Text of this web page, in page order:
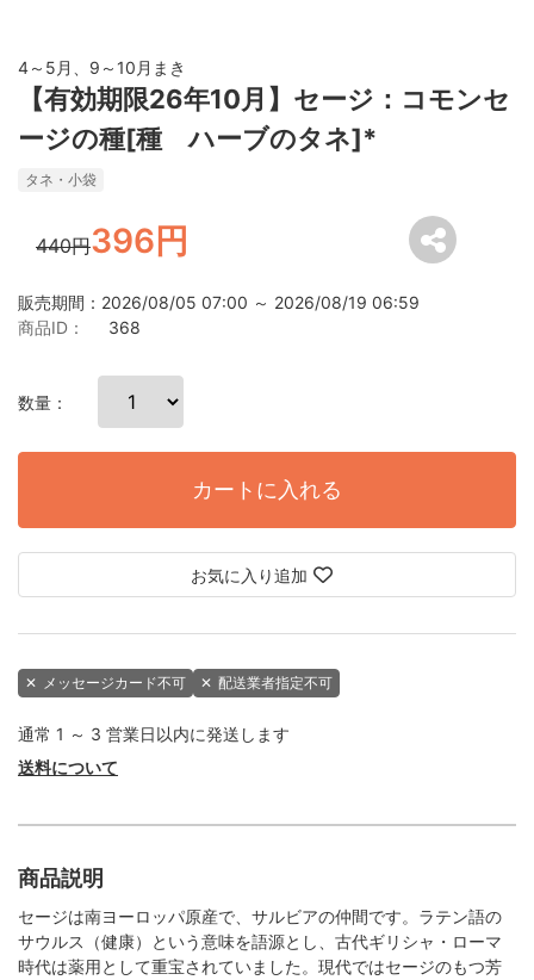
4～5月、9～10月まき
【有効期限26年10月】セージ：コモンセ
ージの種[種 ハーブのタネ]*
タネ・小袋
440円396円
販売期間：2026/08/05 07:00 ～ 2026/08/19 06:59
商品ID：
368
数量：
カートに入れる
お気に入り追加
✕ メッセージカード不可 ✕ 配送業者指定不可
通常 1 ～ 3 営業日以内に発送します
送料について
商品説明
セージは南ヨーロッパ原産で、サルビアの仲間です。ラテン語の
サウルス（健康）という意味を語源とし、古代ギリシャ・ローマ
時代は薬用として重宝されていました。現代ではセージのもつ芳